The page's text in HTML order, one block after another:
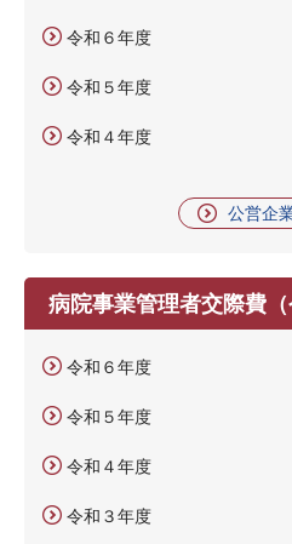
令和６年度
令和５年度
令和４年度
公営企
病院事業管理者交際費（
令和６年度
令和５年度
令和４年度
令和３年度